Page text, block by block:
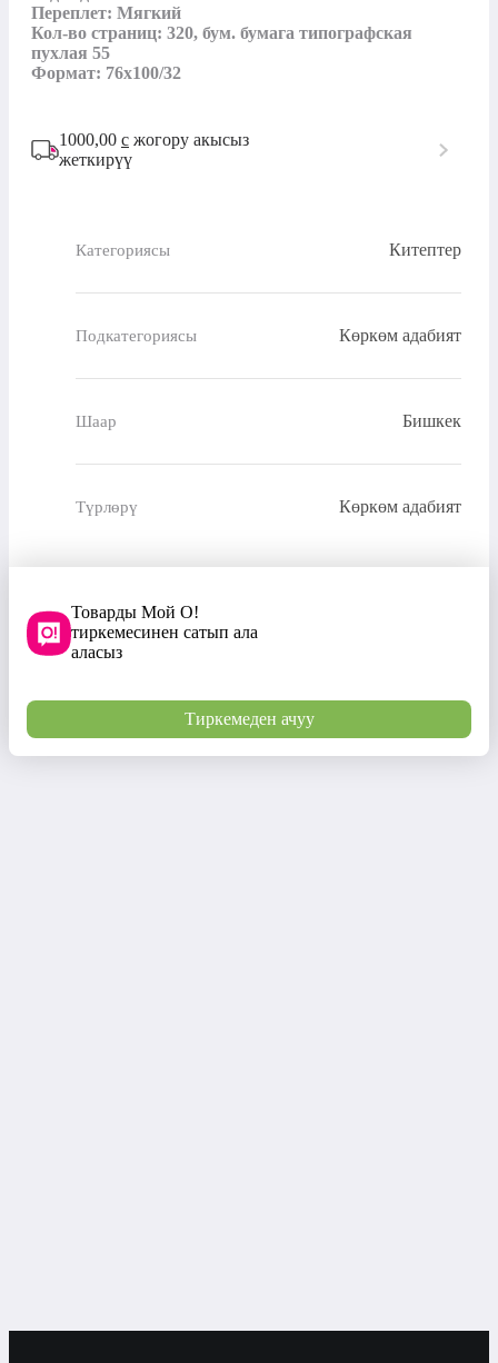
Переплет: Мягкий
Кол-во страниц: 320, бум. бумага типографская
пухлая 55
Формат: 76x100/32
1000,00 с жогору акысыз
жеткирүү
Категориясы Китептер
Подкатегориясы Көркөм адабият
Шаар Бишкек
Түрлөрү Көркөм адабият
Товарды Мой О!
тиркемесинен сатып ала
аласыз
Тиркемеден ачуу